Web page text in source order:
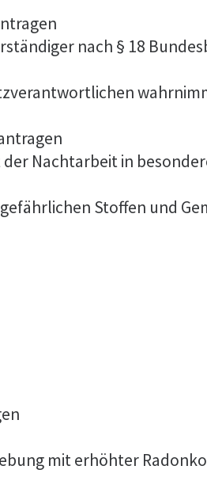
nach § 18
Nachtarbeit in
Stoffen und
mit erhöhter